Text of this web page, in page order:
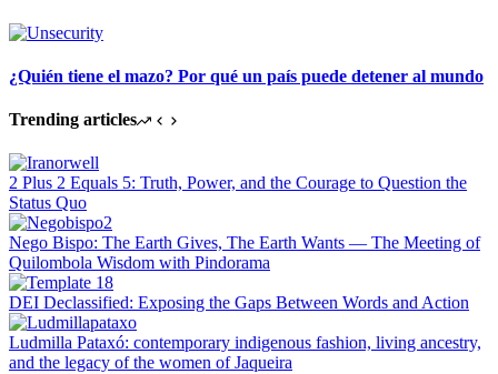
¿Quién tiene el mazo? Por qué un país puede detener al mundo
Trending articles
2 Plus 2 Equals 5: Truth, Power, and the Courage to Question the
Status Quo
Nego Bispo: The Earth Gives, The Earth Wants — The Meeting of
Quilombola Wisdom with Pindorama
DEI Declassified: Exposing the Gaps Between Words and Action
Ludmilla Pataxó: contemporary indigenous fashion, living ancestry,
and the legacy of the women of Jaqueira